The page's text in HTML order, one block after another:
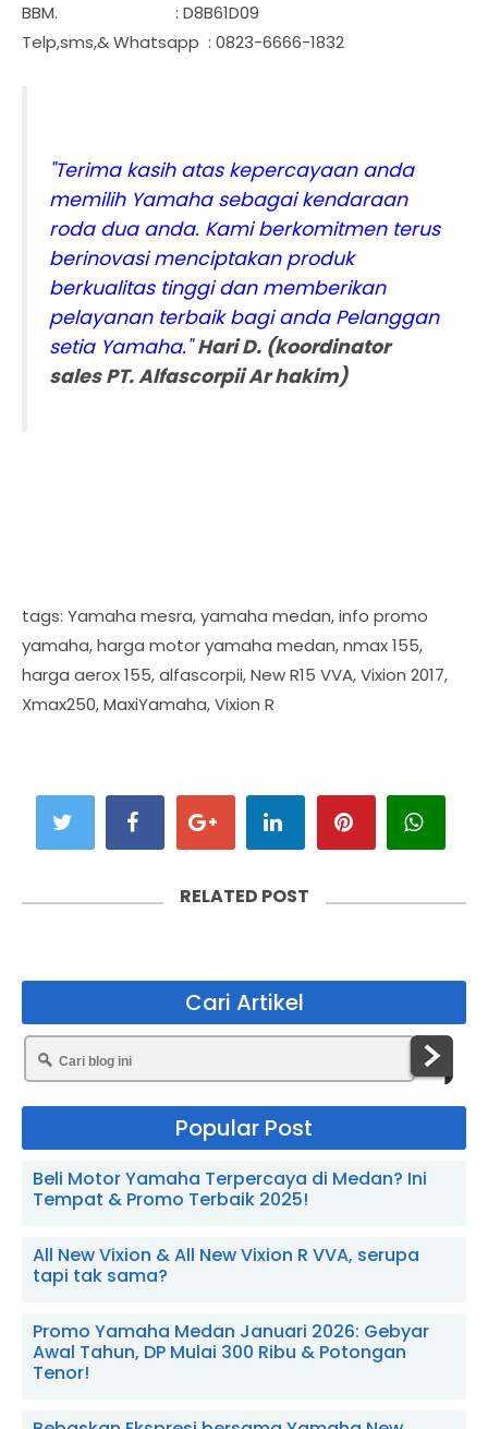
BBM. : D8B61D09
Telp,sms,& Whatsapp : 0823-6666-1832
"Terima kasih atas kepercayaan anda
memilih Yamaha sebagai kendaraan
roda dua anda. Kami berkomitmen terus
berinovasi menciptakan produk
berkualitas tinggi dan memberikan
pelayanan terbaik bagi anda Pelanggan
setia Yamaha." Hari D. (koordinator
sales PT. Alfascorpii Ar hakim)
tags: Yamaha mesra, yamaha medan, info promo
yamaha, harga motor yamaha medan, nmax 155,
harga aerox 155, alfascorpii, New R15 VVA, Vixion 2017,
Xmax250, MaxiYamaha, Vixion R
RELATED POST
Cari Artikel
Popular Post
Beli Motor Yamaha Terpercaya di Medan? Ini
Tempat & Promo Terbaik 2025!
All New Vixion & All New Vixion R VVA, serupa
tapi tak sama?
Promo Yamaha Medan Januari 2026: Gebyar
Awal Tahun, DP Mulai 300 Ribu & Potongan
Tenor!